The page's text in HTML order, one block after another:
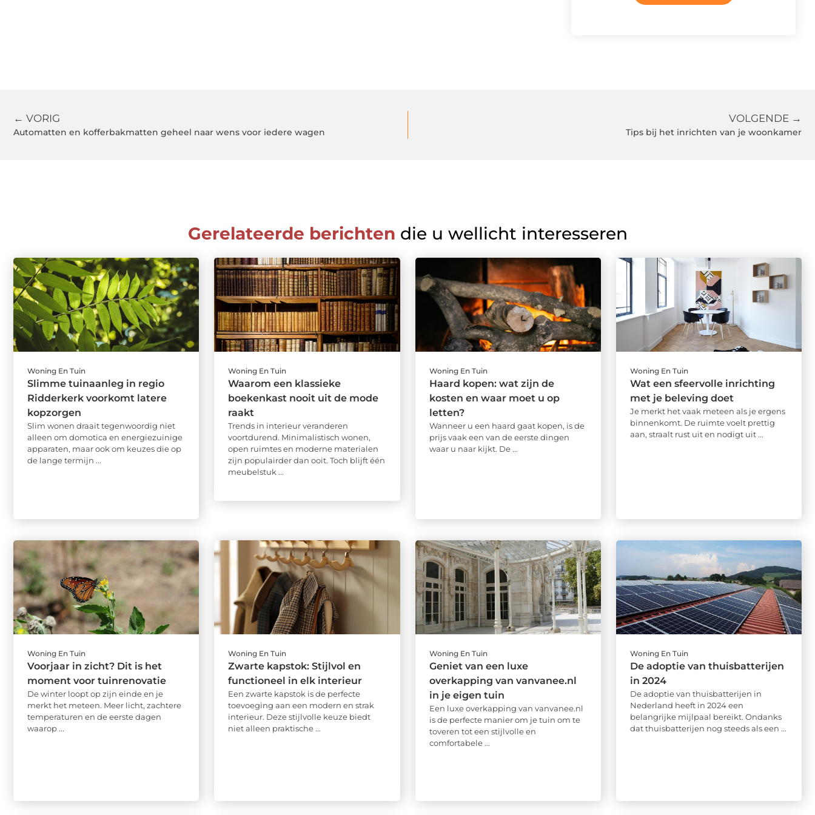
← VORIG
Automatten en kofferbakmatten geheel naar wens voor iedere wagen
VOLGENDE →
Tips bij het inrichten van je woonkamer
Gerelateerde berichten die u wellicht interesseren
Woning En Tuin
Slimme tuinaanleg in regio
Ridderkerk voorkomt latere
kopzorgen
Slim wonen draait tegenwoordig niet
alleen om domotica en energiezuinige
apparaten, maar ook om keuzes die op
de lange termijn ...
Woning En Tuin
Waarom een klassieke
boekenkast nooit uit de mode
raakt
Trends in interieur veranderen
voortdurend. Minimalistisch wonen,
open ruimtes en moderne materialen
zijn populairder dan ooit. Toch blijft één
meubelstuk ...
Woning En Tuin
Haard kopen: wat zijn de
kosten en waar moet u op
letten?
Wanneer u een haard gaat kopen, is de
prijs vaak een van de eerste dingen
waar u naar kijkt. De ...
Woning En Tuin
Wat een sfeervolle inrichting
met je beleving doet
Je merkt het vaak meteen als je ergens
binnenkomt. De ruimte voelt prettig
aan, straalt rust uit en nodigt uit ...
Woning En Tuin
Voorjaar in zicht? Dit is het
moment voor tuinrenovatie
De winter loopt op zijn einde en je
merkt het meteen. Meer licht, zachtere
temperaturen en de eerste dagen
waarop ...
Woning En Tuin
Zwarte kapstok: Stijlvol en
functioneel in elk interieur
Een zwarte kapstok is de perfecte
toevoeging aan een modern en strak
interieur. Deze stijlvolle keuze biedt
niet alleen praktische ...
Woning En Tuin
Geniet van een luxe
overkapping van vanvanee.nl
in je eigen tuin
Een luxe overkapping van vanvanee.nl
is de perfecte manier om je tuin om te
toveren tot een stijlvolle en
comfortabele ...
Woning En Tuin
De adoptie van thuisbatterijen
in 2024
De adoptie van thuisbatterijen in
Nederland heeft in 2024 een
belangrijke mijlpaal bereikt. Ondanks
dat thuisbatterijen nog steeds als een ...